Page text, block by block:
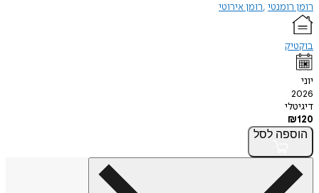
רומן רומנטי רומן אירוטי
בוקטיק
יוני
2026
דיגיטלי
₪120
הוספה לסל